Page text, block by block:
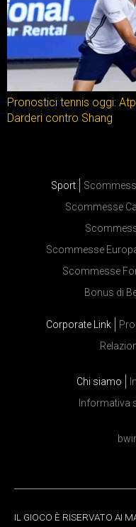
Pronostici tennis oggi:
Darderi contro Shang
Sport
Scommesse
Scommesse
Scommesse
Bonus di
Corporate Link
Chi siamo
Informativa
IL GIOCO È RISERVATO AI